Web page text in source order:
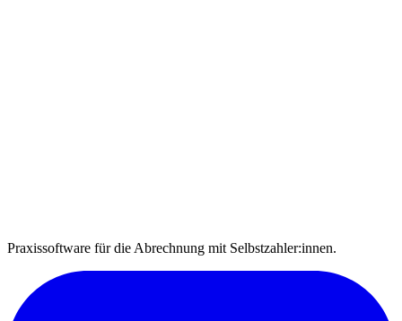
Praxissoftware für die Abrechnung mit Selbstzahler:innen.